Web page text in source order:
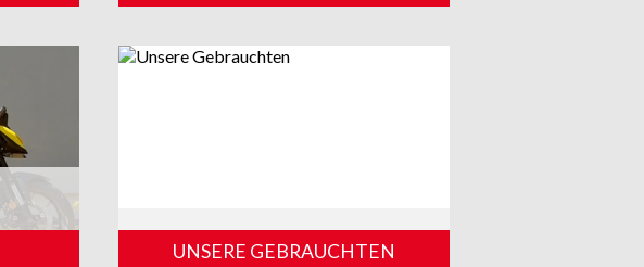
UNSERE GEBRAUCHTEN